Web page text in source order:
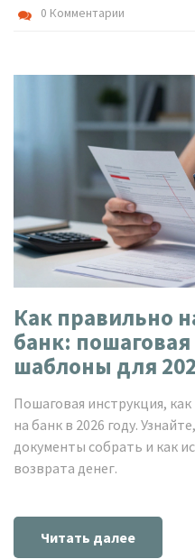
0 Комментарии
Как правильно
банк:
шаблоны для
Пошаговая инструкция,
на банк в 2026 году.
документы собрать и как
возврата денег.
Читать далее